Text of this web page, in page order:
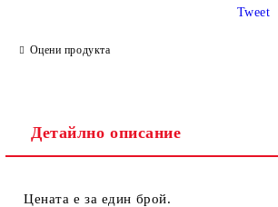
Оцени продукта
Tweet
Детайлно описание
Цената е за един брой.